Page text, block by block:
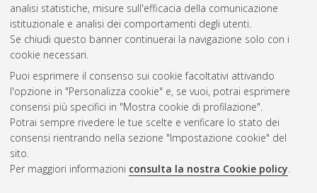
analisi statistiche, misure sull'efficacia della comunicazione
istituzionale e analisi dei comportamenti degli utenti.
Se chiudi questo banner continuerai la navigazione solo con i
cookie necessari.
Puoi esprimere il consenso sui cookie facoltativi attivando
l'opzione in "Personalizza cookie" e, se vuoi, potrai esprimere
consensi più specifici in "Mostra cookie di profilazione".
Potrai sempre rivedere le tue scelte e verificare lo stato dei
consensi rientrando nella sezione "Impostazione cookie" del
sito.
Per maggiori informazioni consulta la nostra Cookie policy.
Gestione del documento:
Atom
Rss 1.0
Rss 2.0
AMS Laurea